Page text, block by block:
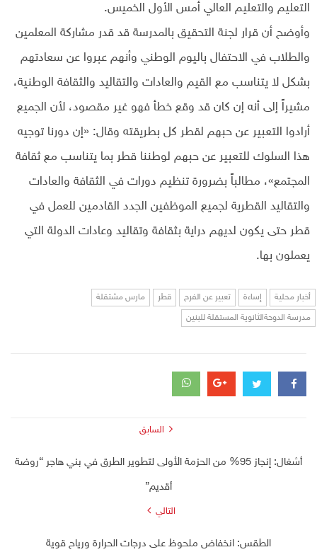
التعليم والتعليم العالي أمس الأول الخميس.
وأوضح أن قرار لجنة التحقيق بالمدرسة قد قدر مشاركة المعلمين
والطلاب في الاحتفال باليوم الوطني وأنهم عبروا عن سعادتهم
بشكل لا يتناسب مع القيم والعادات والتقاليد والثقافة الوطنية،
مشيراً إلى أنه إن كان قد وقع خطأ فهو غير مقصود، لأن الجميع
أرادوا التعبير عن حبهم لقطر كل بطريقته وقال: «إن دورنا توجيه
هذا السلوك للتعبير عن حبهم لوطننا قطر بما يتناسب مع ثقافة
المجتمع»، مطالباً بضرورة تنظيم دورات في الثقافة والعادات
والتقاليد القطرية لجميع الموظفين الجدد القادمين للعمل في
قطر حتى يكون لديهم دراية بثقافة وتقاليد وعادات الدولة التي
يعملون بها.
أخبار محلية إساءة تعبير عن الفرح قطر مارس مشتقلة
مدرسة الدوحةالثانوية المستقلة للبنين
السابق
أشغال: إنجاز 95% من الحزمة الأولى لتطوير الطرق في بني هاجر “روضة
أقديم”
التالي
الطقس: انخفاض ملحوظ على درجات الحرارة ورياح قوية